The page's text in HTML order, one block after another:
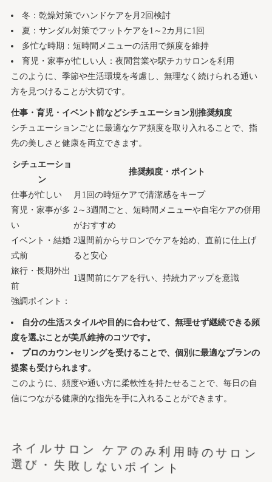
冬：乾燥対策でハンドケアを月2回検討
夏：サンダル対策でフットケアを1～2カ月に1回
多忙な時期：短時間メニューの活用で頻度を維持
育児・家事が忙しい人：夜間営業や駅チカサロンを利用
このように、季節や生活環境を考慮し、無理なく続けられる通い
方を見つけることが大切です。
仕事・育児・イベント前などシチュエーション別推奨頻度
シチュエーションごとに最適なケア頻度を取り入れることで、指
先の美しさと健康を両立できます。
シチュエーショ
ン
推奨頻度・ポイント
仕事が忙しい
月1回の時短ケアで清潔感をキープ
育児・家事が多
い
2～3週間ごと、短時間メニューや自宅ケアの併用
がおすすめ
イベント・結婚
式前
2週間前からサロンでケアを始め、直前に仕上げ
ると安心
旅行・長期外出
前
1週間前にケアを行い、持続力アップを意識
強調ポイント：
自分の生活スタイルや目的に合わせて、無理せず継続できる頻
度を選ぶことが美爪維持のコツです。
プロのカウンセリングを受けることで、個別に最適なプランの
提案も受けられます。
このように、頻度や通い方に柔軟性を持たせることで、毎日の自
信につながる健康的な指先を手に入れることができます。
ネイルサロン ケアのみ利用時のサロン
選び・失敗しないポイント